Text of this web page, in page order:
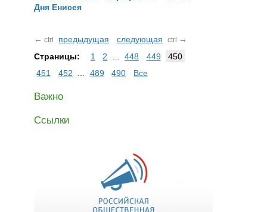
Дня Енисея
← ctrl предыдущая следующая ctrl →
Страницы:
1 2 448 449
450
451
452 489 490 Все
Важно
Ссылки